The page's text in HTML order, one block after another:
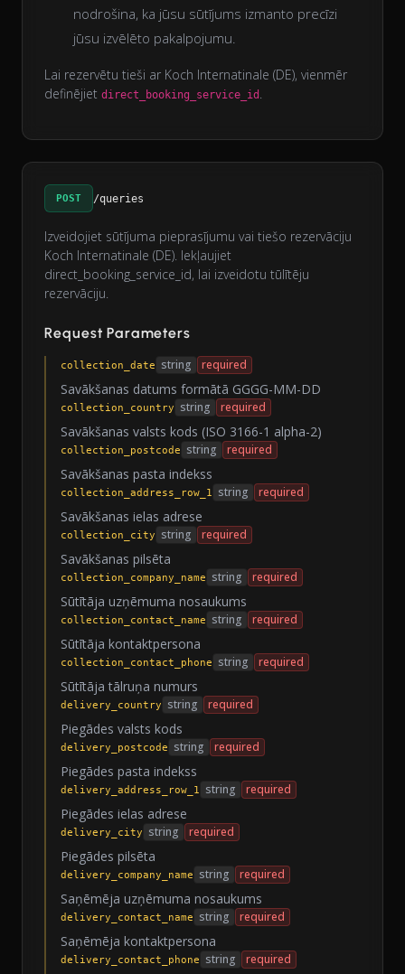
nodrošina, ka jūsu sūtījums izmanto precīzi
jūsu izvēlēto pakalpojumu.
Lai rezervētu tieši ar Koch Internatinale (DE), vienmēr
definējiet direct_booking_service_id .
POST /queries
Izveidojiet sūtījuma pieprasījumu vai tiešo rezervāciju
Koch Internatinale (DE). Iekļaujiet
direct_booking_service_id, lai izveidotu tūlītēju
rezervāciju.
Request Parameters
collection_date string required
Savākšanas datums formātā GGGG-MM-DD
collection_country string required
Savākšanas valsts kods (ISO 3166-1 alpha-2)
collection_postcode string required
Savākšanas pasta indekss
collection_address_row_1 string required
Savākšanas ielas adrese
collection_city string required
Savākšanas pilsēta
collection_company_name string required
Sūtītāja uzņēmuma nosaukums
collection_contact_name string required
Sūtītāja kontaktpersona
collection_contact_phone string required
Sūtītāja tālruņa numurs
delivery_country string required
Piegādes valsts kods
delivery_postcode string required
Piegādes pasta indekss
delivery_address_row_1 string required
Piegādes ielas adrese
delivery_city string required
Piegādes pilsēta
delivery_company_name string required
Saņēmēja uzņēmuma nosaukums
delivery_contact_name string required
Saņēmēja kontaktpersona
delivery_contact_phone string required